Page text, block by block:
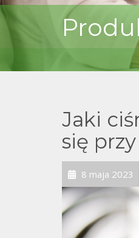
Jaki
się
8 maja 2023